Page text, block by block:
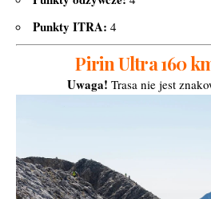
Punkty ITRA: 4
Pirin Ultra 160
Uwaga! Trasa nie jest